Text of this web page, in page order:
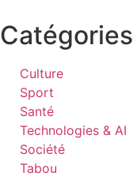
Catégories
Culture
Sport
Santé
Technologies & AI
Société
Tabou